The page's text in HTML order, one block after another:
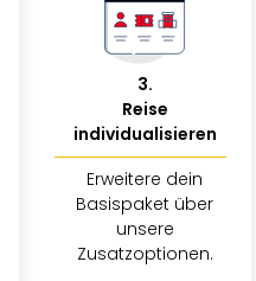
3.
Reise
individualisieren
Erweitere dein
Basispaket über
unsere
Zusatzoptionen.